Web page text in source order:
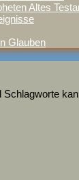
Altes
Glauben
Schlagworte